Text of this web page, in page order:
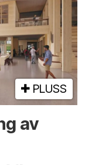
PLUSS
av